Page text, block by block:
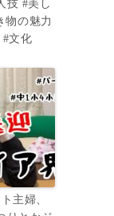
技 #美し
物の魅力
#文化
主婦、